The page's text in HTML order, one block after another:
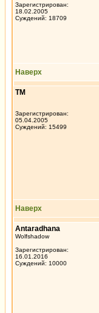
Зарегистрирован:
18.02.2005
Суждений: 18709
Наверх
ТМ
Зарегистрирован:
05.04.2005
Суждений: 15499
Наверх
Antaradhana
Wolfshadow
Зарегистрирован:
16.01.2016
Суждений: 10000